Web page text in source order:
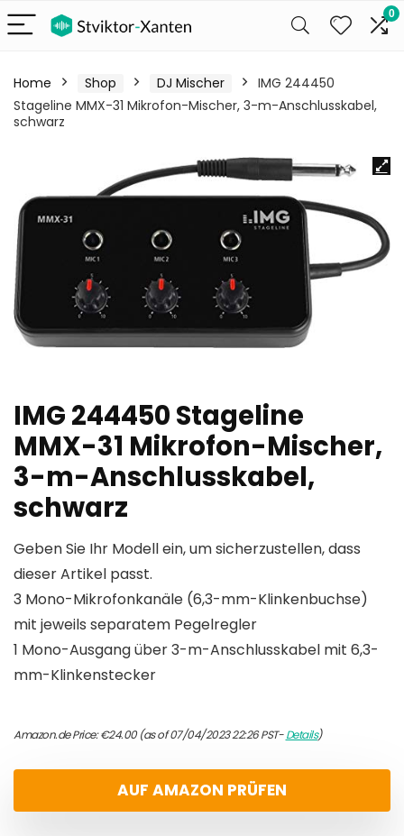
0
Home Shop DJ Mischer
IMG 244450
Stageline MMX-31 Mikrofon-Mischer, 3-m-Anschlusskabel,
schwarz
IMG 244450 Stageline
MMX-31 Mikrofon-Mischer,
3-m-Anschlusskabel,
schwarz
Geben Sie Ihr Modell ein, um sicherzustellen, dass
dieser Artikel passt.
3 Mono-Mikrofonkanäle (6,3-mm-Klinkenbuchse)
mit jeweils separatem Pegelregler
1 Mono-Ausgang über 3-m-Anschlusskabel mit 6,3-
mm-Klinkenstecker
Amazon.de Price:€24.00(as of 07/04/2023 22:26 PST-Details)
AUF AMAZON PRÜFEN